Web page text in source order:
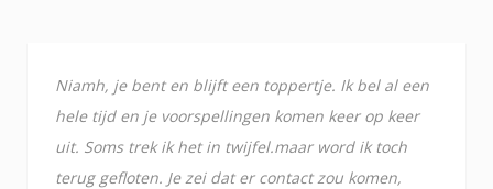
Niamh, je bent en blijft een toppertje. Ik bel al een
hele tijd en je voorspellingen komen keer op keer
uit. Soms trek ik het in twijfel.maar word ik toch
terug gefloten. Je zei dat er contact zou komen,